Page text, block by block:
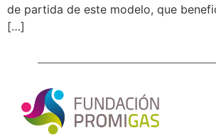
de partida de este modelo, que
[…]